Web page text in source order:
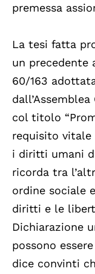
premessa
La tesi fatta
un precedente
60/163
col titolo
requisito
i diritti umani
ricorda tra
ordine sociale
diritti e le
Dichiarazione
possono
dice convinti